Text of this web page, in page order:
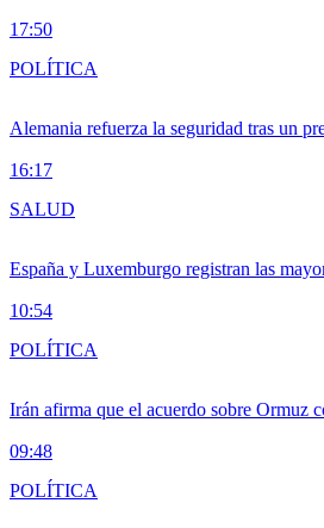
17:50
Alemania refuerza la seguridad tras un
16:17
POLÍTICA
España y Luxemburgo registran las
10:54
SALUD
Irán afirma que el acuerdo sobre Ormuz
09:48
POLÍTICA
POLÍTICA